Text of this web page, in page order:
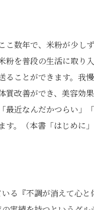
ここ数年で、米粉が少し
粉を普段の生活に取り
ることができます。我
質改善ができ、美容効
「最近なんだかつらい
す。（本書「はじめに」
いる『不調が消えて心